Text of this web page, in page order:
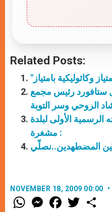
Related Posts:
ستافورد رئيس مجمع
الروحي وسر التوبة
الأولى لبلدة
مشغرة :
المضطهدين..نصلّي
NOVEMBER 18, 2009 00:00
W
h
M
e
F
a w